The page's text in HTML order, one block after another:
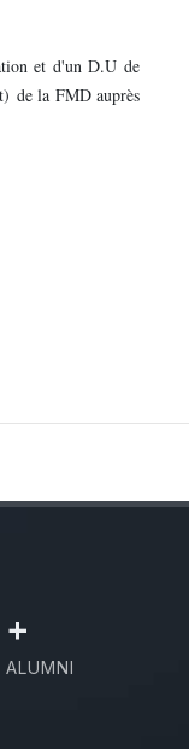
et d'un D.U de
de la FMD auprès
+
ALUMNI